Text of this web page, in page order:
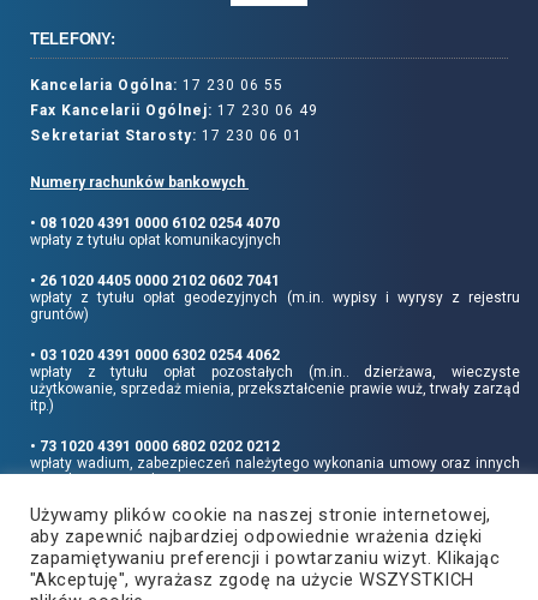
TELEFONY:
Kancelaria Ogólna: 17 230 06 55
Fax Kancelarii Ogólnej: 17 230 06 49
Sekretariat Starosty: 17 230 06 01
Numery rachunków bankowych
• 08 1020 4391 0000 6102 0254 4070
wpłaty z tytułu opłat komunikacyjnych
• 26 1020 4405 0000 2102 0602 7041
wpłaty z tytułu opłat geodezyjnych (m.in. wypisy i wyrysy z rejestru
gruntów)
• 03 1020 4391 0000 6302 0254 4062
wpłaty z tytułu opłat pozostałych (m.in.. dzierżawa, wieczyste
użytkowanie, sprzedaż mienia, przekształcenie prawie wuż, trwały zarząd
itp.)
• 73 1020 4391 0000 6802 0202 0212
wpłaty wadium, zabezpieczeń należytego wykonania umowy oraz innych
Informujemy, że opłatę skarbową należy uiszczać na rachunek Urzędu
Miasta Rzeszowa:
• 90 1240 6960 3851 0062 0000 0423
Używamy plików cookie na naszej stronie internetowej,
aby zapewnić najbardziej odpowiednie wrażenia dzięki
zapamiętywaniu preferencji i powtarzaniu wizyt. Klikając
"Akceptuję", wyrażasz zgodę na użycie WSZYSTKICH